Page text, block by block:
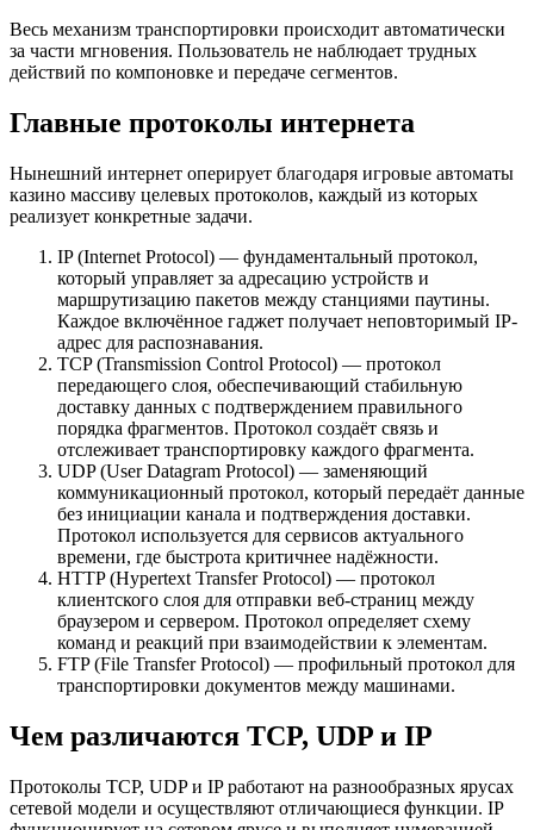
Весь механизм транспортировки происходит автоматически
за части мгновения. Пользователь не наблюдает трудных
действий по компоновке и передаче сегментов.
Главные протоколы интернета
Нынешний интернет оперирует благодаря игровые автоматы
казино массиву целевых протоколов, каждый из которых
реализует конкретные задачи.
IP (Internet Protocol) — фундаментальный протокол,
который управляет за адресацию устройств и
маршрутизацию пакетов между станциями паутины.
Каждое включённое гаджет получает неповторимый IP-
адрес для распознавания.
TCP (Transmission Control Protocol) — протокол
передающего слоя, обеспечивающий стабильную
доставку данных с подтверждением правильного
порядка фрагментов. Протокол создаёт связь и
отслеживает транспортировку каждого фрагмента.
UDP (User Datagram Protocol) — заменяющий
коммуникационный протокол, который передаёт данные
без инициации канала и подтверждения доставки.
Протокол используется для сервисов актуального
времени, где быстрота критичнее надёжности.
HTTP (Hypertext Transfer Protocol) — протокол
клиентского слоя для отправки веб-страниц между
браузером и сервером. Протокол определяет схему
команд и реакций при взаимодействии к элементам.
FTP (File Transfer Protocol) — профильный протокол для
транспортировки документов между машинами.
Чем различаются TCP, UDP и IP
Протоколы TCP, UDP и IP работают на разнообразных ярусах
сетевой модели и осуществляют отличающиеся функции. IP